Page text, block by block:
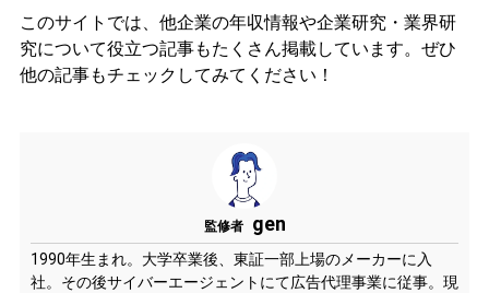
このサイトでは、他企業の年収情報や企業研究・業界研
究について役立つ記事もたくさん掲載しています。ぜひ
他の記事もチェックしてみてください！
監修者 gen
1990年生まれ。大学卒業後、東証一部上場のメーカーに入
社。その後サイバーエージェントにて広告代理事業に従事。現